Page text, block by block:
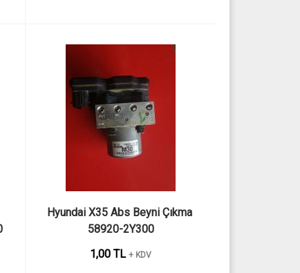
Hyundai X35 Abs Beyni Çıkma
58920-2Y300
1,00 TL + KDV